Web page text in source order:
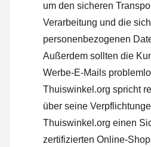
um den sicheren
Verarbeitung und die
personenbezogenen
Außerdem sollten die
Werbe-E-Mails
Thuiswinkel.org spricht
über seine
Thuiswinkel.org einen
zertifizierten Online-